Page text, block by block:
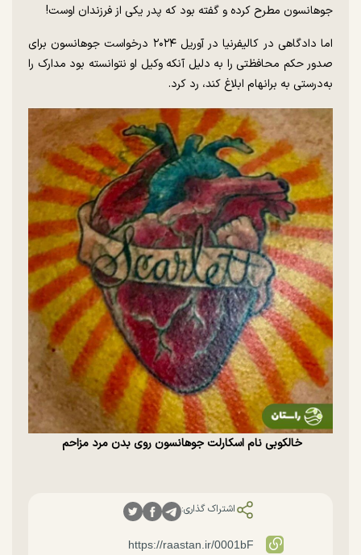
جوهانسون مطرح کرده و گفته بود که پدر یکی از فرزندان اوست!
اما دادگاهی در کالیفرنیا در آوریل ۲۰۲۴ درخواست جوهانسون برای
صدور حکم محافظتی را به دلیل آنکه وکیل او نتوانسته بود مدارک را
به‌درستی به برانهام ابلاغ کند، رد کرد.
خالکوبی نام اسکارلت جوهانسون روی بدن مرد مزاحم
اشتراک گذاری: